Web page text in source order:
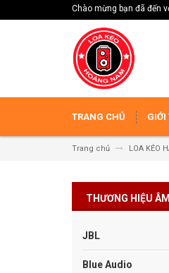
Chào mừng bạn đã đến
TRANG CHỦ GIỚI
Trang chủ LOA KÉO
THƯƠNG HIỆU
JBL
Blue Audio